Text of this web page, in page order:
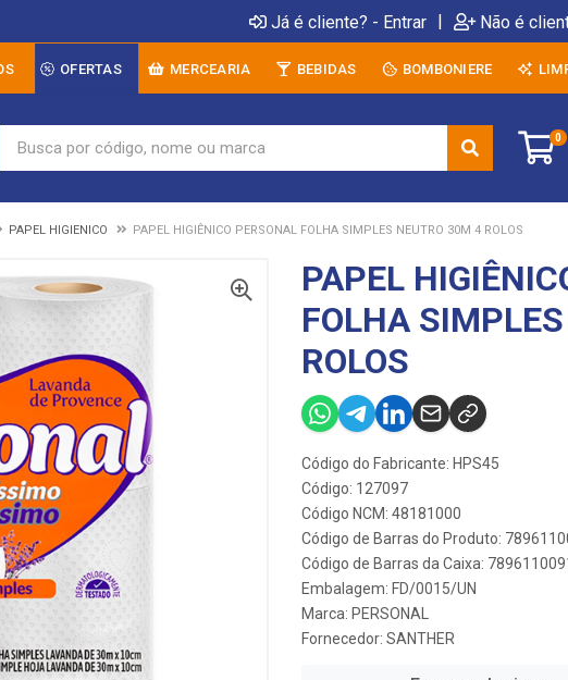
Já é cliente? - Entrar | Não é
OFERTAS MERCEARIA BEBIDAS BOMBONIERE
0
PAPEL HIGIENICO PAPEL HIGIÊNICO PERSONAL FOLHA SIMPLES NEUTRO 30M 4 ROLOS
PAPEL
FOLHA
ROLOS
Código do Fabricante: HPS45
Código: 127097
Código NCM: 48181000
Código de Barras do Produto:
Código de Barras da Caixa:
Embalagem: FD/0015/UN
Marca: PERSONAL
Fornecedor: SANTHER